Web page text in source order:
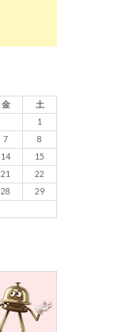
金
土
1
7
8
14
15
21
22
28
29